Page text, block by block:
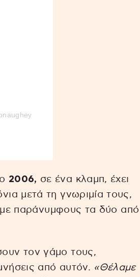
2006, σε ένα κλαμπ, έχει
μετά τη γνωριμία τους,
με παράνυμφους τα δύο από
τον γάμο τους,
από αυτόν. «Θέλαμε